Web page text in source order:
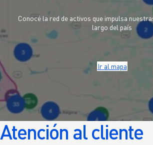
Conocé la red de activos que impulsa
largo del país
Ir al mapa
Atención al cliente